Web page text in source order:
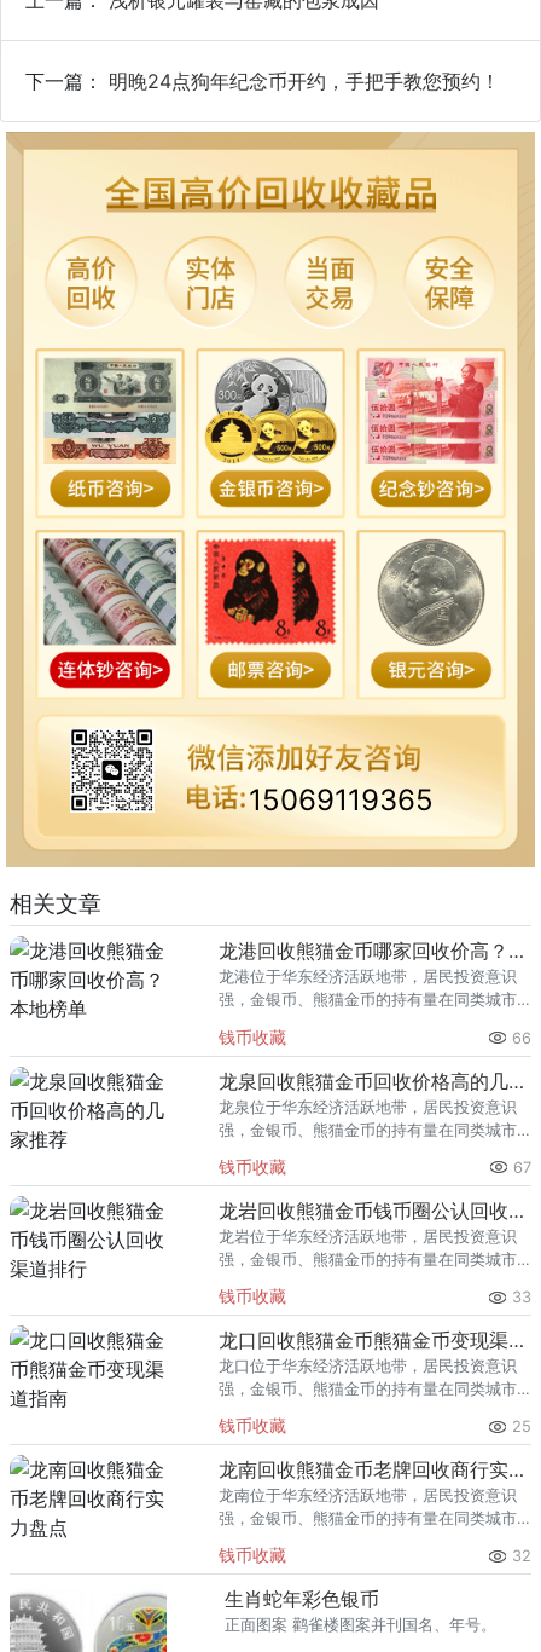
下一篇： 明晚24点狗年纪念币开约，手把手教您预约！
15069119365
相关文章
龙港回收熊猫金币哪家回收价高？本地榜单
龙港位于华东经济活跃地带，居民投资意识
强，金银币、熊猫金币的持有量在同类城市
熊猫金币的需求就明显升温，但鱼龙混杂的
回收渠道里，能精准识别版别溢
钱币收藏 66
龙泉回收熊猫金币回收价格高的几家推荐
龙泉位于华东经济活跃地带，居民投资意识
强，金银币、熊猫金币的持有量在同类城市
熊猫金币的需求就明显升温，但鱼龙混杂的
回收渠道里，能精准识别版别溢
钱币收藏 67
龙岩回收熊猫金币钱币圈公认回收渠道排行
龙岩位于华东经济活跃地带，居民投资意识
强，金银币、熊猫金币的持有量在同类城市
熊猫金币的需求就明显升温，但鱼龙混杂的
回收渠道里，能精准识别版别溢
钱币收藏 33
龙口回收熊猫金币熊猫金币变现渠道指南
龙口位于华东经济活跃地带，居民投资意识
强，金银币、熊猫金币的持有量在同类城市
熊猫金币的需求就明显升温，但鱼龙混杂的
回收渠道里，能精准识别版别溢
钱币收藏 25
龙南回收熊猫金币老牌回收商行实力盘点
龙南位于华东经济活跃地带，居民投资意识
强，金银币、熊猫金币的持有量在同类城市
熊猫金币的需求就明显升温，但鱼龙混杂的
回收渠道里，能精准识别版别溢
钱币收藏 32
生肖蛇年彩色银币
正面图案 鹳雀楼图案并刊国名、年号。